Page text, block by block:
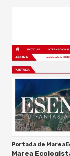
Portada de
Marea